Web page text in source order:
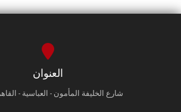
العنوان
شارع الخليفة المأمون - العباسية -